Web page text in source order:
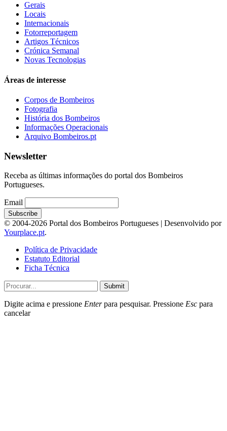
Gerais
Locais
Internacionais
Fotorreportagem
Artigos Técnicos
Crónica Semanal
Novas Tecnologias
Áreas de interesse
Corpos de Bombeiros
Fotografia
História dos Bombeiros
Informações Operacionais
Arquivo Bombeiros.pt
Newsletter
Receba as últimas informações do portal dos Bombeiros
Portugueses.
Email
© 2004-2026 Portal dos Bombeiros Portugueses | Desenvolvido por
Yourplace.pt.
Política de Privacidade
Estatuto Editorial
Ficha Técnica
Submit
Digite acima e pressione Enterpara pesquisar. Pressione Esc para
cancelar